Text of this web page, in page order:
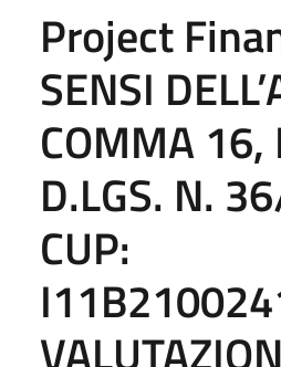
Project
SENSI
COMMA 16,
D.LGS. N.
CUP: